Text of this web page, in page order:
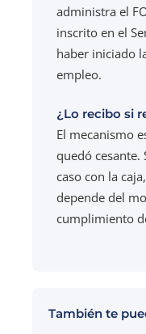
administra el
inscrito en el
haber iniciado
empleo.
¿Lo recibo si
El mecanismo
quedó cesante.
caso con la
depende del
cumplimiento
También te